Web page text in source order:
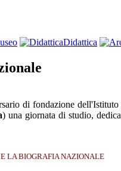
Didattica
di fondazione
) una giornata di studio,
LA BIOGRAFIA NAZIONALE